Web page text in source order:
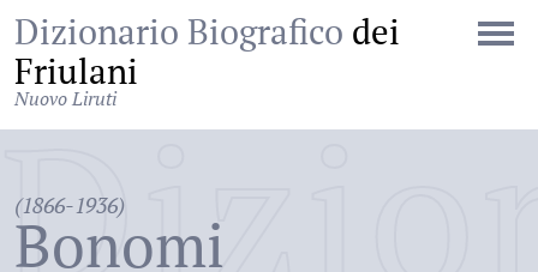
Dizionario Biografico dei
Friulani
Nuovo Liruti
(1866-1936)
Bonomi